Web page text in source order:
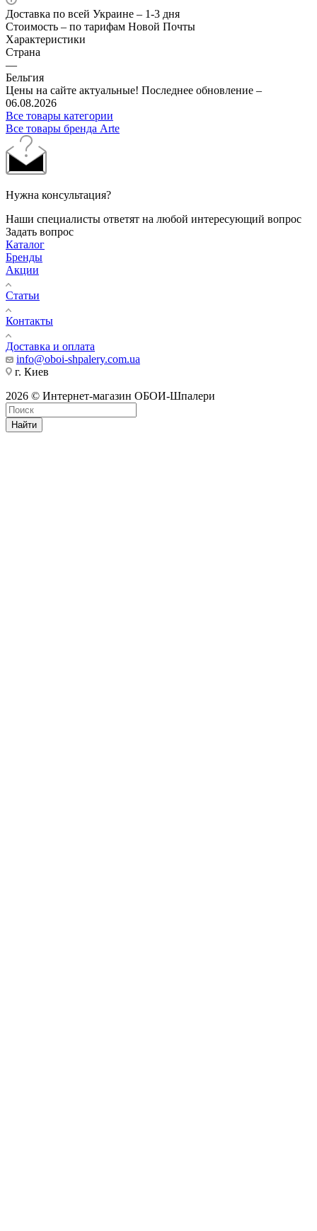
Доставка по всей Украине – 1-3 дня
Стоимость – по тарифам Новой Почты
Характеристики
Страна
—
Бельгия
Цены на сайте актуальные! Последнее обновление –
06.08.2026
Все товары категории
Все товары бренда Arte
Нужна консультация?
Наши специалисты ответят на любой интересующий вопрос
Задать вопрос
Каталог
Бренды
Акции
Статьи
Контакты
Доставка и оплата
info@oboi-shpalery.com.ua
г. Киев
2026 © Интернет-магазин ОБОИ-Шпалери
Найти